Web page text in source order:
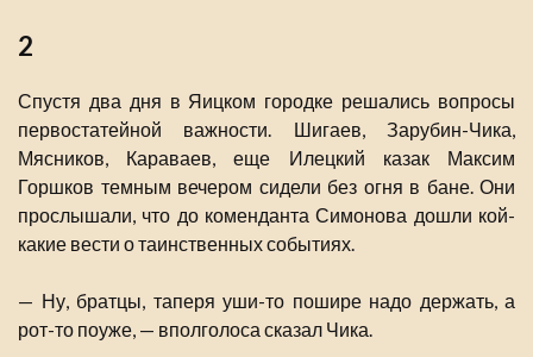
2
Спустя два дня в Яицком городке решались вопросы
первостатейной важности. Шигаев, Зарубин-Чика,
Мясников, Караваев, еще Илецкий казак Максим
Горшков темным вечером сидели без огня в бане. Они
прослышали, что до коменданта Симонова дошли кой-
какие вести о таинственных событиях.
— Ну, братцы, таперя уши-то пошире надо держать, а
рот-то поуже, — вполголоса сказал Чика.